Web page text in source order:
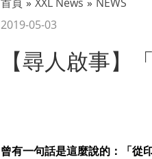
2019-05-03
【尋人啟事】
曾有一句話是這麼說的：「從